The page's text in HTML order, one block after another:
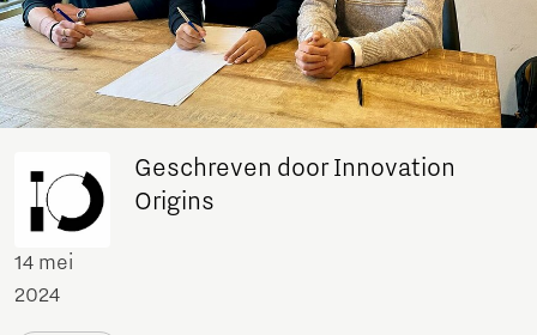
Geschreven door Innovation
Origins
14 mei
2024